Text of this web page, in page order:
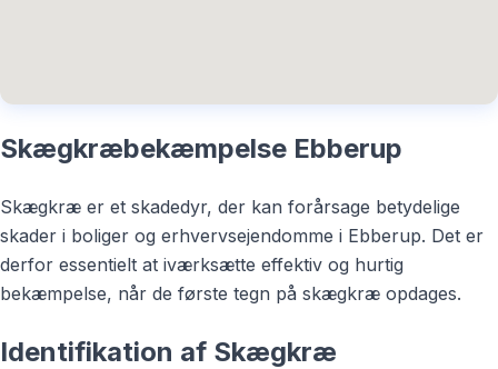
Skægkræbekæmpelse Ebberup
Skægkræ er et skadedyr, der kan forårsage betydelige
skader i boliger og erhvervsejendomme i Ebberup. Det er
derfor essentielt at iværksætte effektiv og hurtig
bekæmpelse, når de første tegn på skægkræ opdages.
Identifikation af Skægkræ